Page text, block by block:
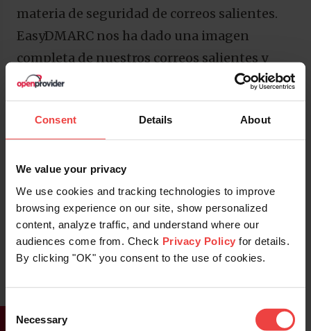
Consent Details About
We value your privacy
We use cookies and tracking technologies to improve
browsing experience on our site, show personalized
content, analyze traffic, and understand where our
audiences come from. Check Privacy Policy for details.
By clicking "OK" you consent to the use of cookies.
Consent
Selection
Necessary
materia de seguridad de correos salientes.
EasyDMARC nos ha dado una imagen
completa de nuestros correos salientes y
perspectivas sobre lo que podemos
optimizar. Considero que es una necesidad
en los tiempos que corren, así como es una
exploradores no mostrarán tu sitio web.
Muchos servidores de correo electrónico ya
tienen activas distintas capas de seguridad.
Rechazarán cualquier corereo que no tenga
DMARC configurado correctamente para
significa que tus correos electrónicos